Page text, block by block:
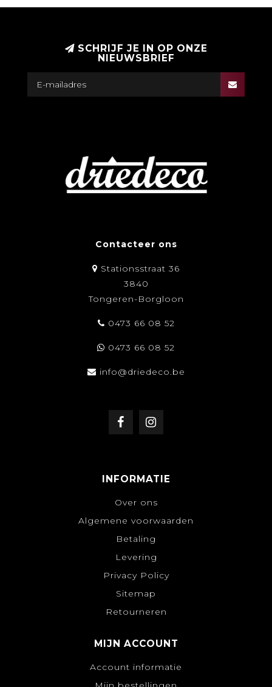
SCHRIJF JE IN OP ONZE
NIEUWSBRIEF
Contacteer ons
Stationsstraat 36
3840
Tongeren-Borgloon
0473 66 08 52
0473 66 08 52
info@driedeco.be
INFORMATIE
Over ons
Algemene voorwaarden
Betaling
Levering
Privacy Policy
Sitemap
Retourneren
MIJN ACCOUNT
Account informatie